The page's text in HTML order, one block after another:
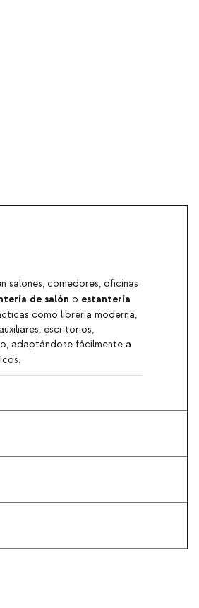
salones, comedores, oficinas
de salón o estantería
como librería moderna,
escritorios,
adaptándose fácilmente a